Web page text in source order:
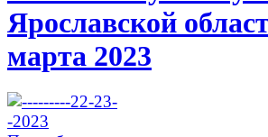
Ярославской
марта 2023